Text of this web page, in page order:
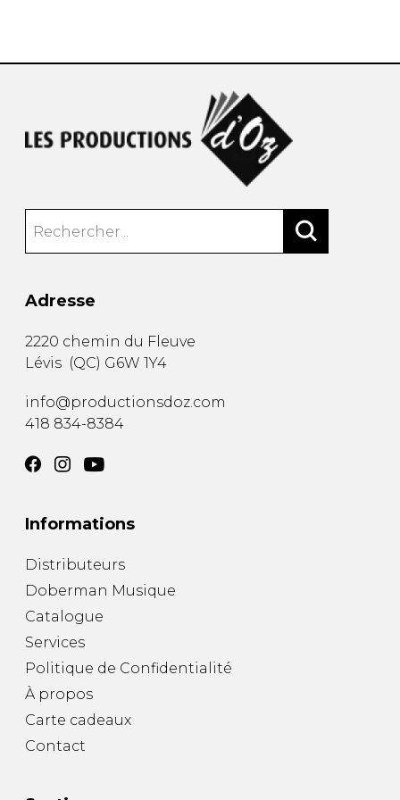
Adresse
2220 chemin du Fleuve
Lévis (QC) G6W 1Y4
info@productionsdoz.com
418 834-8384
Informations
Distributeurs
Doberman Musique
Catalogue
Services
Politique de Confidentialité
À propos
Carte cadeaux
Contact